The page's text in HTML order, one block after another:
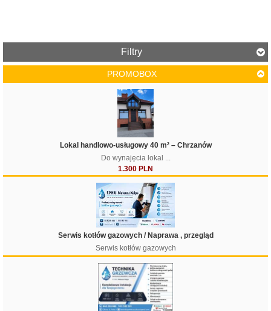
Filtry
PROMOBOX
Lokal handlowo-usługowy 40 m² – Chrzanów
Do wynajęcia lokal ...
1.300 PLN
Serwis kotłów gazowych / Naprawa , przegląd
Serwis kotłów gazowych